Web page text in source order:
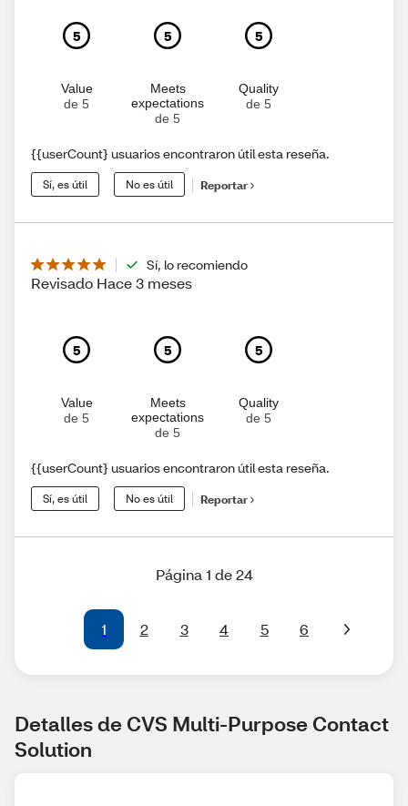
5
Value
de 5
5
Meets
expectations
de 5
5
Quality
de 5
{{userCount} usuarios encontraron útil esta reseña.
Sí, es útil No es útil Reportar
Sí, lo recomiendo
Revisado Hace 3 meses
5
Value
de 5
5
Meets
expectations
de 5
5
Quality
de 5
{{userCount} usuarios encontraron útil esta reseña.
Sí, es útil No es útil Reportar
Página 1 de 24
1 2 3 4 5 6
Detalles de CVS Multi-Purpose Contact
Solution